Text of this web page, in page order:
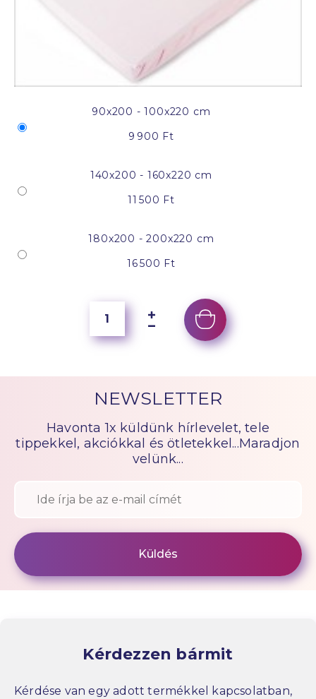
90x200 - 100x220 cm
9 900 Ft
140x200 - 160x220 cm
11 500 Ft
180x200 - 200x220 cm
16 500 Ft
NEWSLETTER
Havonta 1x küldünk hírlevelet, tele
tippekkel, akciókkal és ötletekkel...Maradjon
velünk...
Kérdezzen bármit
Kérdése van egy adott termékkel kapcsolatban,